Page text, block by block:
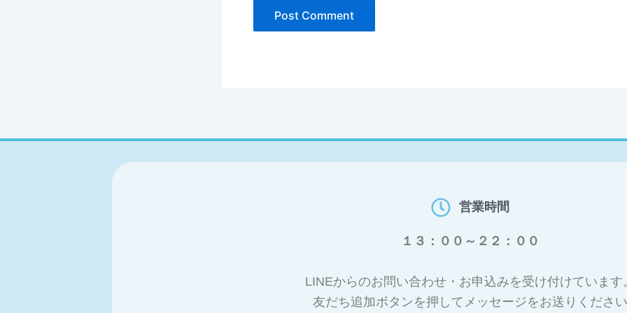
営業時間
１３：００～２２：００
LINEからのお問い合わせ・お申込みを受け付けています
友だち追加ボタンを押してメッセージをお送りください